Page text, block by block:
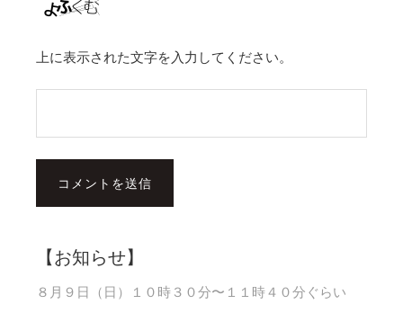
上に表示された文字を入力してください。
【お知らせ】
８月９日（日）１０時３０分〜１１時４０分ぐらい